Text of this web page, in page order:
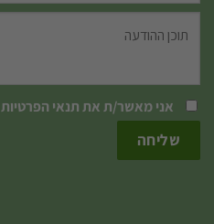
אני מאשר/ת אתתנאי הפרטיות